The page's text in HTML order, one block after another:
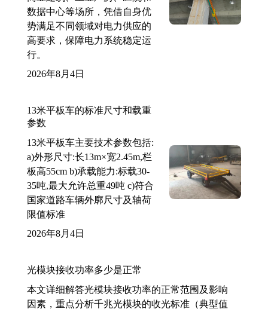
数据中心等场所，凭借自身优
势满足不同领域对电力供应的
高要求，保障电力系统稳定运
行。
2026年8月4日
13米平板车的标准尺寸和载重
参数
13米平板车主要技术参数包括:
a)外形尺寸:长13m×宽2.45m,栏
板高55cm b)承载能力:标载30-
35吨,最大允许总重49吨 c)符合
国家道路车辆外廓尺寸及轴荷
限值标准
2026年8月4日
光模块接收功率多少是正常
本文详细解答光模块接收功率的正常范围及影响
因素，重点分析千兆光模块的收光标准（典型值